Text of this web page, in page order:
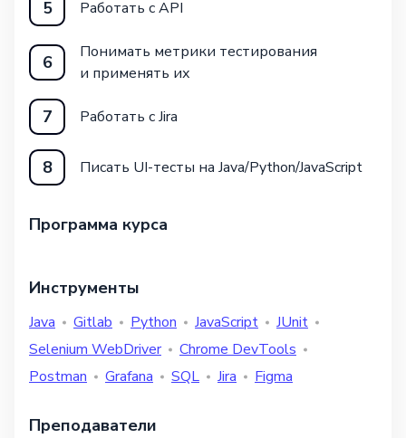
5 Работать с API
6
Понимать метрики тестирования
и применять их
7 Работать с Jira
8 Писать UI-тесты на Java/Python/JavaScript
Программа курса
Инструменты
Java Gitlab Python JavaScript
JUnit
Selenium WebDriver
Chrome DevTools
Postman
Grafana SQL Jira Figma
Преподаватели